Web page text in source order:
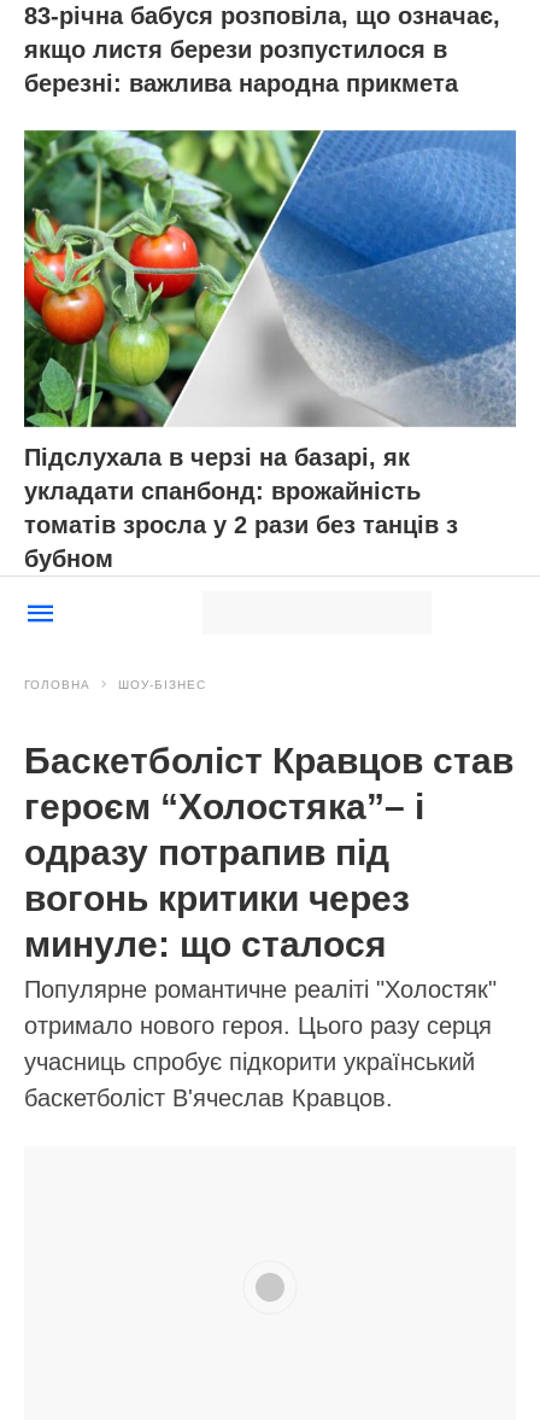
83-річна бабуся розповіла, що означає,
якщо листя берези розпустилося в
березні: важлива народна прикмета
Підслухала в черзі на базарі, як
укладати спанбонд: врожайність
томатів зросла у 2 рази без танців з
бубном